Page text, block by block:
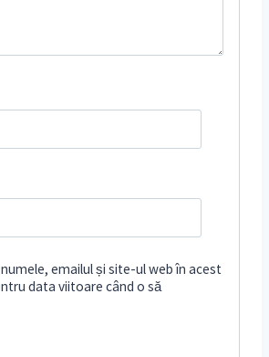
emailul și site-ul web în acest
data viitoare când o să